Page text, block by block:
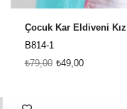
B814-1
₺49,00
₺79,00